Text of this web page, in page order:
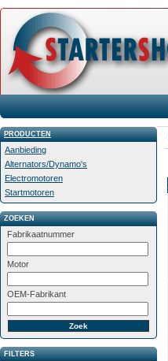
PRODUCTEN
Aanbieding
Alternators/Dynamo's
Electromotoren
Startmotoren
ZOEKEN
Fabrikaatnummer
Motor
OEM-Fabrikant
FILTERS